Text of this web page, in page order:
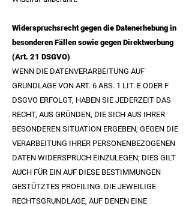
Widerspruchsrecht gegen die Datenerhebung in
besonderen Fällen sowie gegen Direktwerbung
(Art. 21 DSGVO)
WENN DIE DATENVERARBEITUNG AUF
GRUNDLAGE VON ART. 6 ABS. 1 LIT. E ODER F
DSGVO ERFOLGT, HABEN SIE JEDERZEIT DAS
RECHT, AUS GRÜNDEN, DIE SICH AUS IHRER
BESONDEREN SITUATION ERGEBEN, GEGEN DIE
VERARBEITUNG IHRER PERSONENBEZOGENEN
DATEN WIDERSPRUCH EINZULEGEN; DIES GILT
AUCH FÜR EIN AUF DIESE BESTIMMUNGEN
GESTÜTZTES PROFILING. DIE JEWEILIGE
RECHTSGRUNDLAGE, AUF DENEN EINE